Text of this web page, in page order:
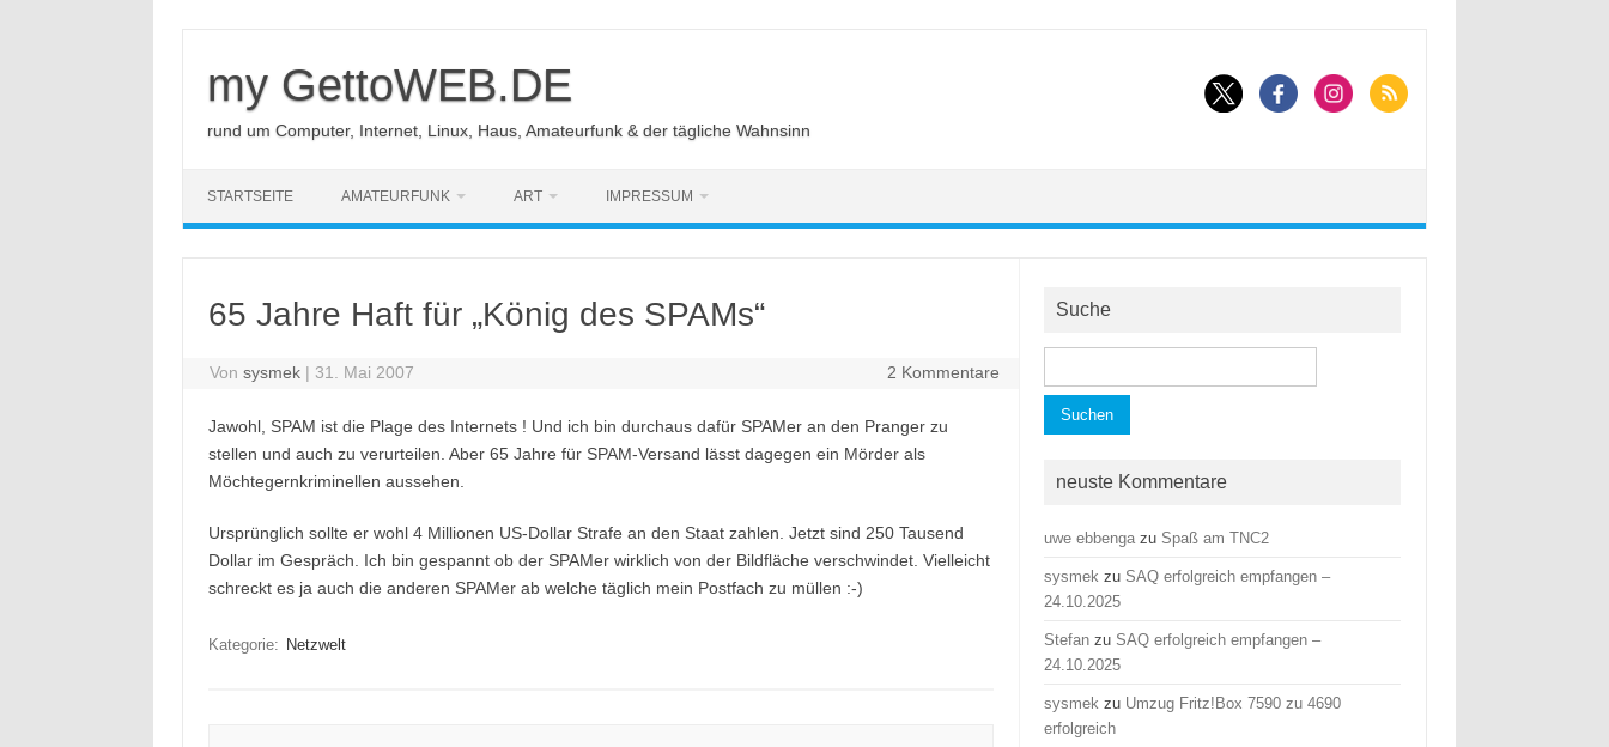
my GettoWEB.DE
rund um Computer, Internet, Linux, Haus, Amateurfunk & der tägliche Wahnsinn
STARTSEITE AMATEURFUNK ART IMPRESSUM
65 Jahre Haft für „König des SPAMs“
Vonsysmek | 31. Mai 2007 2 Kommentare
Jawohl, SPAM ist die Plage des Internets ! Und ich bin durchaus dafür SPAMer an den Pranger zu
stellen und auch zu verurteilen. Aber 65 Jahre für SPAM-Versand lässt dagegen ein Mörder als
Möchtegernkriminellen aussehen.
Ursprünglich sollte er wohl 4 Millionen US-Dollar Strafe an den Staat zahlen. Jetzt sind 250 Tausend
Dollar im Gespräch. Ich bin gespannt ob der SPAMer wirklich von der Bildfläche verschwindet. Vielleicht
schreckt es ja auch die anderen SPAMer ab welche täglich mein Postfach zu müllen :-)
Kategorie: Netzwelt
Suche
nach:
neuste Kommentare
uwe ebbenga zu Spaß am TNC2
sysmek zu SAQ erfolgreich empfangen –
24.10.2025
Stefan zu SAQ erfolgreich empfangen –
24.10.2025
sysmek zu Umzug Fritz!Box 7590 zu 4690
erfolgreich